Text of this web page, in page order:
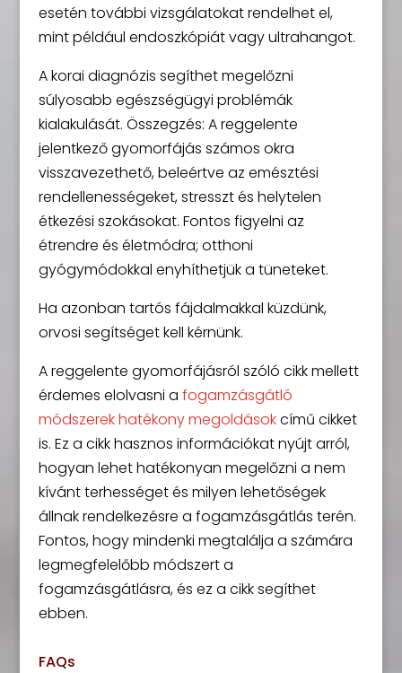
esetén további vizsgálatokat rendelhet el,
mint például endoszkópiát vagy ultrahangot.
A korai diagnózis segíthet megelőzni
súlyosabb egészségügyi problémák
kialakulását. Összegzés: A reggelente
jelentkező gyomorfájás számos okra
visszavezethető, beleértve az emésztési
rendellenességeket, stresszt és helytelen
étkezési szokásokat. Fontos figyelni az
étrendre és életmódra; otthoni
gyógymódokkal enyhíthetjük a tüneteket.
Ha azonban tartós fájdalmakkal küzdünk,
orvosi segítséget kell kérnünk.
A reggelente gyomorfájásról szóló cikk mellett
érdemes elolvasni a fogamzásgátló
módszerek hatékony megoldásokcímű cikket
is. Ez a cikk hasznos információkat nyújt arról,
hogyan lehet hatékonyan megelőzni a nem
kívánt terhességet és milyen lehetőségek
állnak rendelkezésre a fogamzásgátlás terén.
Fontos, hogy mindenki megtalálja a számára
legmegfelelőbb módszert a
fogamzásgátlásra, és ez a cikk segíthet
ebben.
FAQs